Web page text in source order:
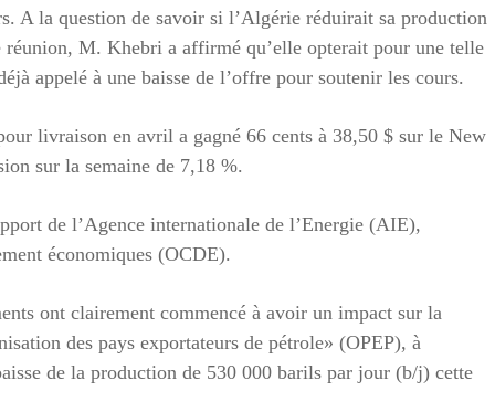
A la question de savoir si l’Algérie réduirait sa production
réunion, M. Khebri a affirmé qu’elle opterait pour une telle
appelé à une baisse de l’offre pour soutenir les cours.
livraison en avril a gagné 66 cents à 38,50 $ sur le New
sur la semaine de 7,18 %.
de l’Agence internationale de l’Energie (AIE),
économiques (OCDE).
ont clairement commencé à avoir un impact sur la
des pays exportateurs de pétrole» (OPEP), à
de la production de 530 000 barils par jour (b/j) cette